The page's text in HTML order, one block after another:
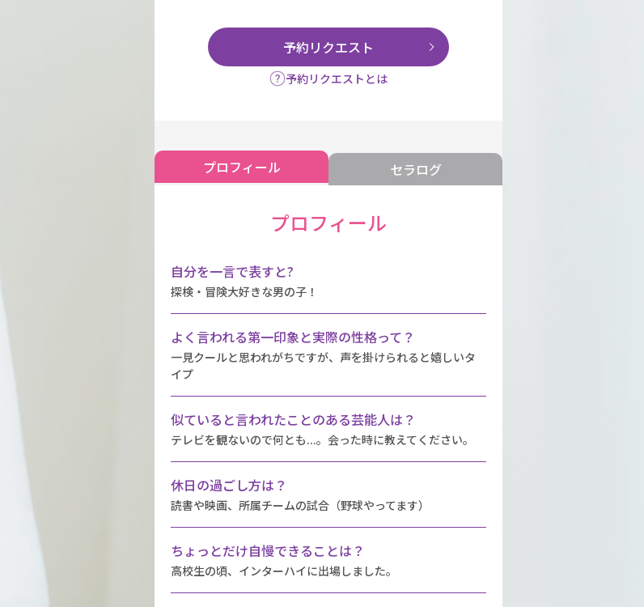
予約リクエスト
予約リクエストとは
プロフィール セラログ
プロフィール
自分を一言で表すと?
探検・冒険大好きな男の子！
よく言われる第一印象と実際の性格って？
一見クールと思われがちですが、声を掛けられると嬉しいタ
イプ
似ていると言われたことのある芸能人は？
テレビを観ないので何とも...。会った時に教えてください。
休日の過ごし方は？
読書や映画、所属チームの試合（野球やってます）
ちょっとだけ自慢できることは？
高校生の頃、インターハイに出場しました。